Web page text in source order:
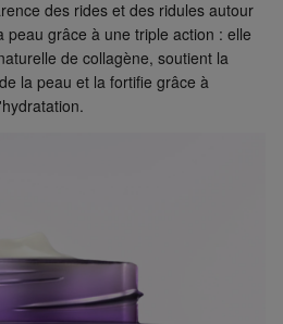
et à la FAQ sur les
commande ? Vous pouvez le
FAQ.
des rides et des ridules autour
peau grâce à une triple action : elle
de collagène, soutient la
la peau et la fortifie grâce à